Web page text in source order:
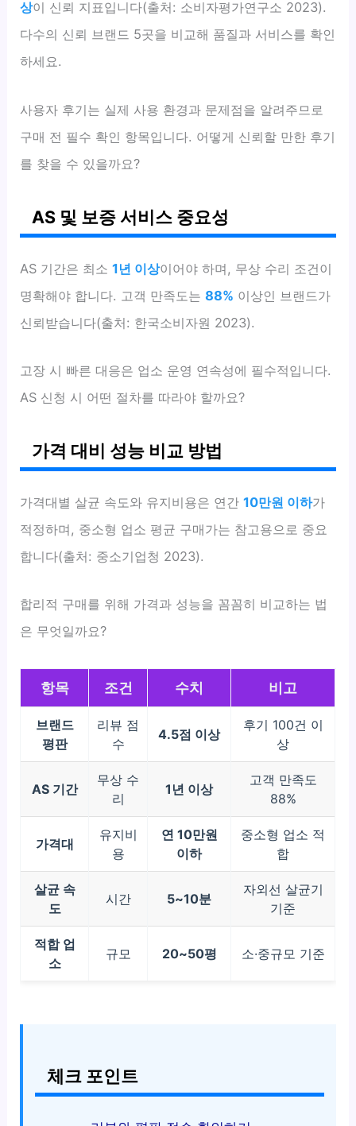
상이 신뢰 지표입니다(출처: 소비자평가연구소 2023).
다수의 신뢰 브랜드 5곳을 비교해 품질과 서비스를 확인
하세요.
사용자 후기는 실제 사용 환경과 문제점을 알려주므로
구매 전 필수 확인 항목입니다. 어떻게 신뢰할 만한 후기
를 찾을 수 있을까요?
AS 및 보증 서비스 중요성
AS 기간은 최소1년 이상이어야 하며, 무상 수리 조건이
명확해야 합니다. 고객 만족도는88% 이상인 브랜드가
신뢰받습니다(출처: 한국소비자원 2023).
고장 시 빠른 대응은 업소 운영 연속성에 필수적입니다.
AS 신청 시 어떤 절차를 따라야 할까요?
가격 대비 성능 비교 방법
가격대별 살균 속도와 유지비용은 연간10만원 이하가
적정하며, 중소형 업소 평균 구매가는 참고용으로 중요
합니다(출처: 중소기업청 2023).
합리적 구매를 위해 가격과 성능을 꼼꼼히 비교하는 법
은 무엇일까요?
항목 조건 수치 비고
브랜드
평판
리뷰 점
수
4.5점 이상
후기 100건 이
상
AS 기간
무상 수
리
1년 이상
고객 만족도
88%
가격대
유지비
용
연 10만원
이하
중소형 업소 적
합
살균 속
도
시간 5~10분
자외선 살균기
기준
적합 업
소
규모 20~50평 소·중규모 기준
체크 포인트